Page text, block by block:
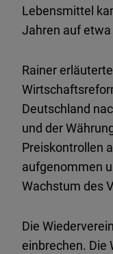
Lebensmittel
Jahren auf
Rainer
Deutschland
und der
Preiskontrollen
aufgenommen
Wachstum des
Die
einbrechen. Die